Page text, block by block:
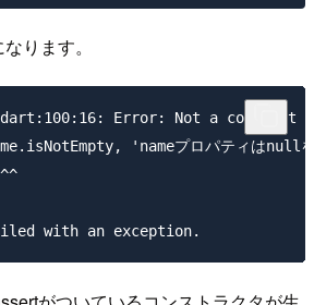
ります。
Error: Not a constant
'nameプロパティはnullを